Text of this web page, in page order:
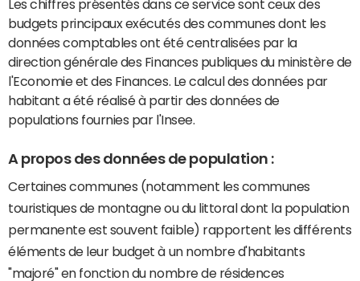
Les chiffres présentés dans ce service sont ceux des
budgets principaux exécutés des communes dont les
données comptables ont été centralisées par la
direction générale des Finances publiques du ministère de
l'Economie et des Finances. Le calcul des données par
habitant a été réalisé à partir des données de
populations fournies par l'Insee.
A propos des données de population :
Certaines communes (notamment les communes
touristiques de montagne ou du littoral dont la population
permanente est souvent faible) rapportent les différents
éléments de leur budget à un nombre d'habitants
"majoré" en fonction du nombre de résidences